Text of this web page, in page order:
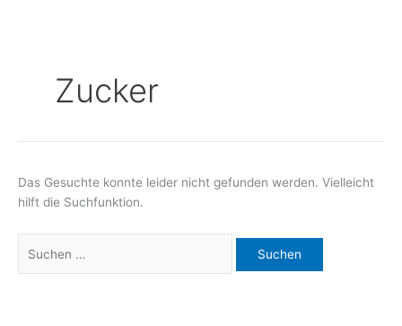
Zucker
Das Gesuchte konnte leider nicht gefunden werden. Vielleicht
hilft die Suchfunktion.
nach: